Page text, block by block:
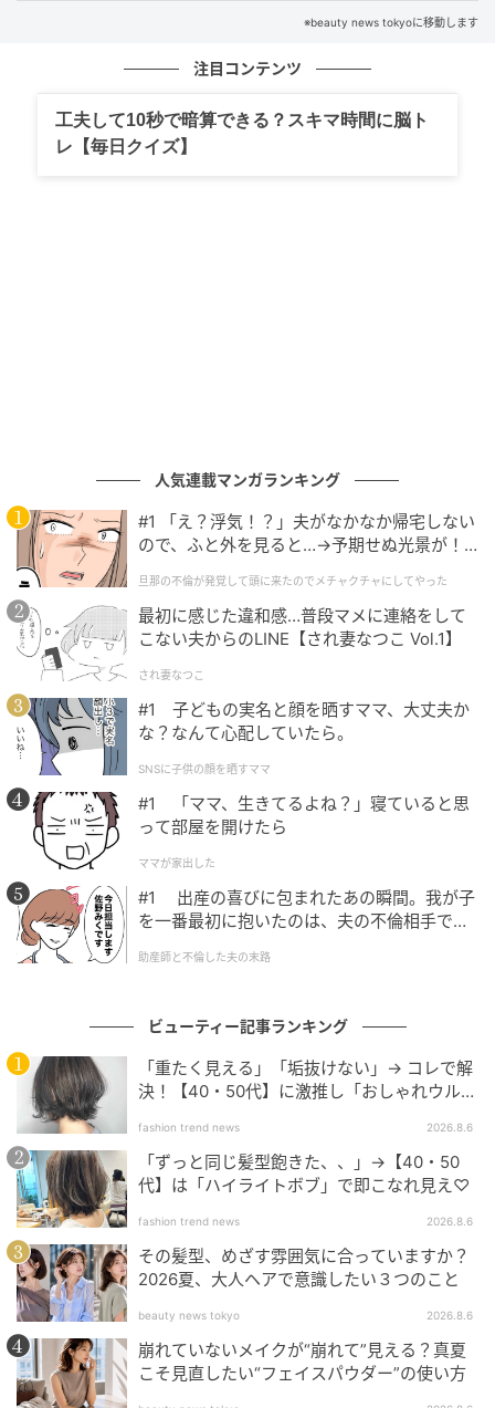
今っぽく見せたい時は、毛先の質感も重要です。重た
やわらかさを残す方が、自然な抜け感が出やすくなり
ツヤを足しすぎず、“空気を含んだような質感”を意識
するだけでも、髪全体の印象は変わるのです。
2026年春夏の大人ヘアは、“きれいに巻く”より“自然に
動かす”がキーワード。まずは毛先を整えすぎていない
か、見直すことから始めてみてはいかがでしょうか。
＜取材・文：beauty news tokyo編集部＞ ※画像は生
成AIで作成しています ※本記事は美容師によるヘアデ
ザインやスタイリングに関する一般的な知見をもと
に、編集部が構成しています
厚塗り感なしで“つるんと艶肌”。大人メイク
にハマる【セザンヌ】新色レビュー
の記事をもっとみる
※beauty news tokyoに移動します
注目コンテンツ
工夫して10秒で暗算できる？スキマ時間に脳ト
レ【毎日クイズ】
人気連載マンガランキング
#1 「え？浮気！？」夫がなかなか帰宅しない
ので、ふと外を見ると…→予期せぬ光景が！
クチャにしてやった
旦那の不倫が発覚して頭に来たのでメチャクチャにしてやった
最初に感じた違和感…普段マメに連絡をして
こない夫からのLINE【され妻なつこ Vol.1】
され妻なつこ
#1 子どもの実名と顔を晒すママ、大丈夫か
な？なんて心配していたら。
SNSに子供の顔を晒すママ
#1 「ママ、生きてるよね？」寝ていると思
って部屋を開けたら
ママが家出した
#1 出産の喜びに包まれたあの瞬間。我が子
を一番最初に抱いたのは、夫の不倫相手でし
助産師と不倫した夫の末路
ビューティー記事ランキング
「重たく見える」「垢抜けない」→ コレで解
決！【40・50代】に激推し「おしゃれウル
fashion trend news 2026.8.6
「ずっと同じ髪型飽きた、、」→【40・50
代】は「ハイライトボブ」で即こなれ見え♡
fashion trend news 2026.8.6
その髪型、めざす雰囲気に合っていますか？
2026夏、大人ヘアで意識したい３つのこと
beauty news tokyo 2026.8.6
崩れていないメイクが“崩れて”見える？真夏
こそ見直したい“フェイスパウダー”の使い方